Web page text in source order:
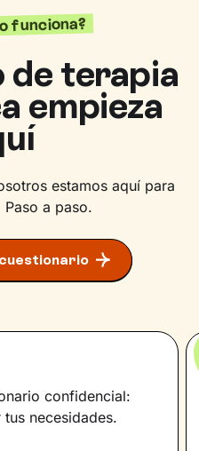
funciona?
de terapia
empieza
estamos aquí para
a paso.
confidencial:
necesidades.